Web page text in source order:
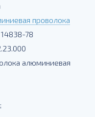
проволока
78
алюминиевая